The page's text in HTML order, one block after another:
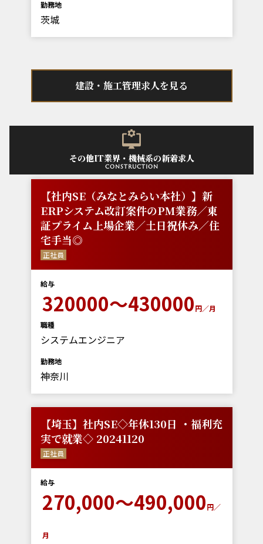
勤務地
茨城
建設・施工管理求人を見る
その他IT業界・機械系の新着求人
construction
【社内SE（みなとみらい本社）】新
ERPシステム改訂案件のPM業務／東
証プライム上場企業／土日祝休み／住
宅手当◎
正社員
給与
320000～430000円／月
職種
システムエンジニア
勤務地
神奈川
【埼玉】社内SE◇年休130日 ・福利充
実で就業◇ 20241120
正社員
給与
270,000～490,000円／
月